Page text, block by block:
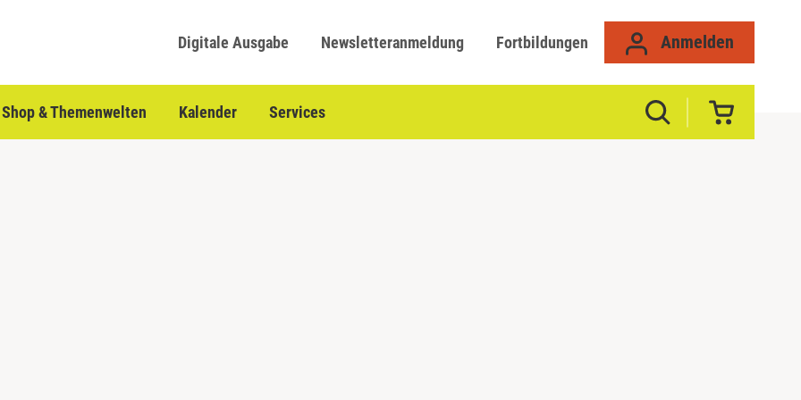
Digitale Ausgabe Newsletteranmeldung Fortbildungen Anmelden
Shop & Themenwelten Kalender Services